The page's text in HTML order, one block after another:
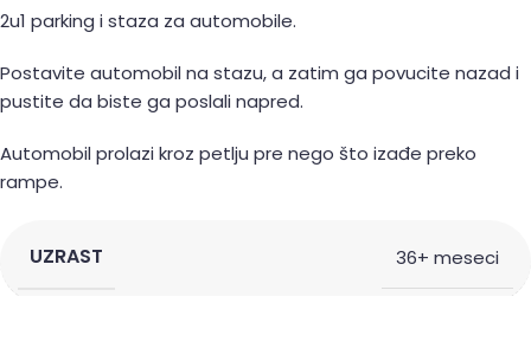
2u1 parking i staza za automobile.
Postavite automobil na stazu, a zatim ga povucite nazad i
pustite da biste ga poslali napred.
Automobil prolazi kroz petlju pre nego što izađe preko
rampe.
UZRAST 36+ meseci